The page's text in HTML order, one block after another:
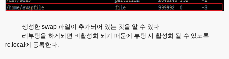
생성한 swap 파일이 추가되어 있는 것을 알 수 있다
리부팅을 하게되면 비활성화 되기 때문에 부팅 시 활성화 될 수 있도록
rc.local에 등록한다.